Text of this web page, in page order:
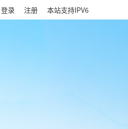
登录 注册 本站支持IPV6